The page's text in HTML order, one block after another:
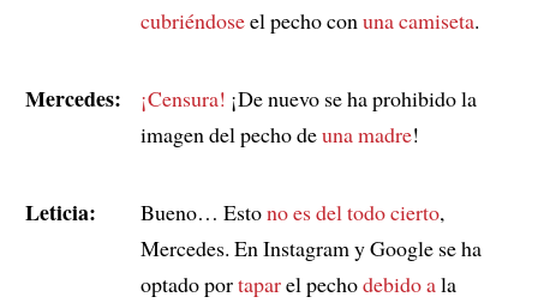
cubriéndoseel pecho con una camiseta.
Mercedes: ¡Censura! ¡De nuevo se ha prohibido la
imagen del pecho deuna madre!
Leticia: Bueno… Estono es del todo cierto,
Mercedes. En Instagram y Google se ha
optado portaparel pechodebido ala